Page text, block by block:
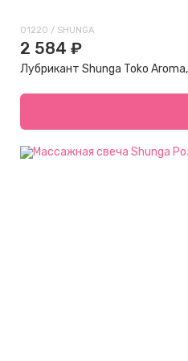
01220 / SHUNGA
2 584 ₽
Лубрикант Shunga Toko